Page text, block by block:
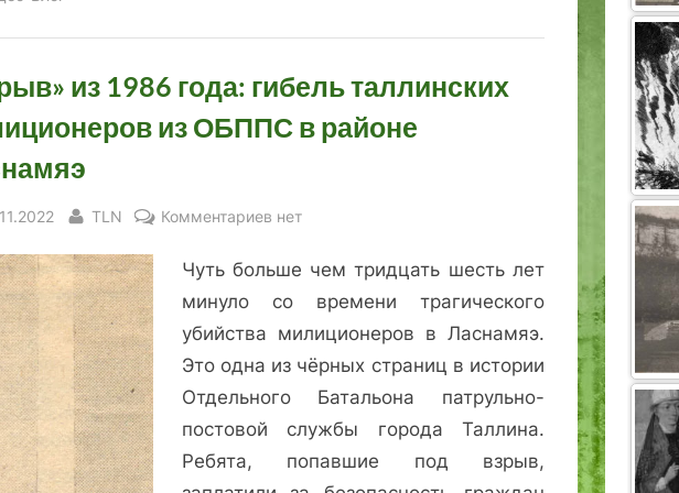
из 1986 года: гибель таллинских
из ОБППС в районе
By
TLN Комментариев к
«Взрыв»
из
1986
гибель
таллинских
милиционеров
из
нет
Чуть больше чем тридцать шесть лет
минуло со времени трагического
убийства милиционеров в Ласнамяэ.
Это одна из чёрных страниц в истории
Отдельного Батальона патрульно-
постовой службы города Таллина.
Ребята, попавшие под взрыв,